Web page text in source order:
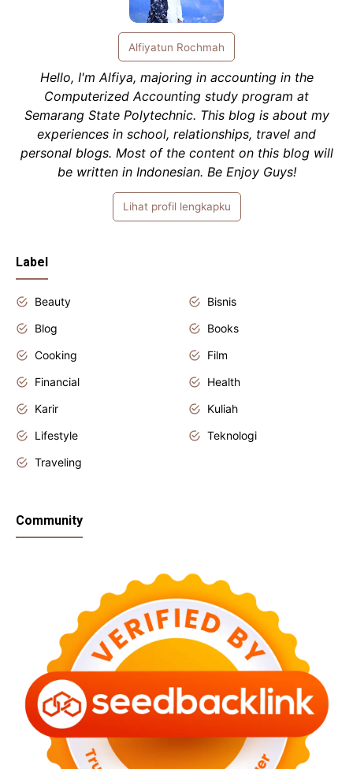
Alfiyatun Rochmah
Hello, I'm Alfiya, majoring in accounting in the
Computerized Accounting study program at
Semarang State Polytechnic. This blog is about my
experiences in school, relationships, travel and
personal blogs. Most of the content on this blog will
be written in Indonesian. Be Enjoy Guys!
Lihat profil lengkapku
Label
Beauty
Bisnis
Blog
Books
Cooking
Film
Financial
Health
Karir
Kuliah
Lifestyle
Teknologi
Traveling
Community